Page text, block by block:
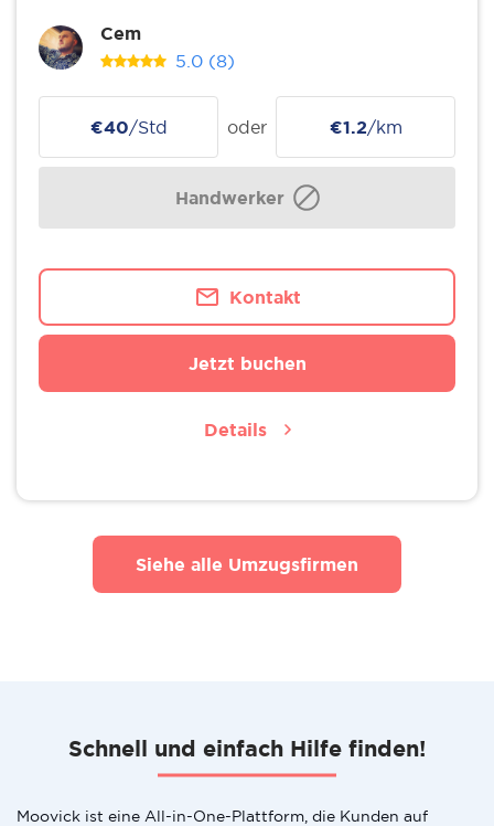
Cem
5.0 (8)
€40/Std oder €1.2/km
Handwerker
Kontakt
Jetzt buchen
Details
Siehe alle Umzugsfirmen
Schnell und einfach Hilfe finden!
Moovick ist eine All-in-One-Plattform, die Kunden auf